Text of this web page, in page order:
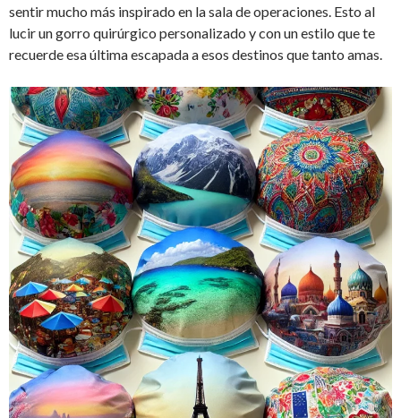
sentir mucho más inspirado en la sala de operaciones. Esto al
lucir un gorro quirúrgico personalizado y con un estilo que te
recuerde esa última escapada a esos destinos que tanto amas.